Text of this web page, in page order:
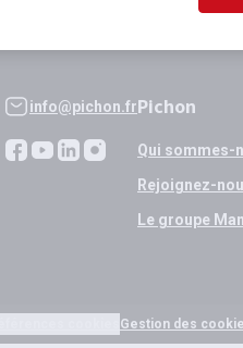
info@pichon.frPichon
Qui sommes-
Rejoignez-
Le groupe
Gestion des